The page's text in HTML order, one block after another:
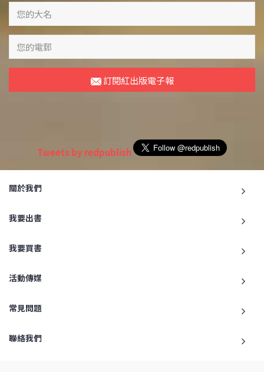
訂閱紅出版電子報
Tweets by redpublish
關於我們
我要出書
我要買書
活動傳媒
常見問題
聯絡我們